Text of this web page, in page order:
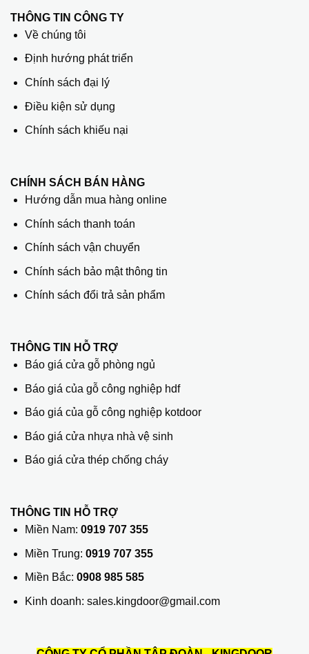
THÔNG TIN CÔNG TY
Về chúng tôi
Định hướng phát triển
Chính sách đại lý
Điều kiện sử dụng
Chính sách khiếu nại
CHÍNH SÁCH BÁN HÀNG
Hướng dẫn mua hàng online
Chính sách thanh toán
Chính sách vận chuyển
Chính sách bảo mật thông tin
Chính sách đổi trả sản phẩm
THÔNG TIN HỖ TRỢ
Báo giá cửa gỗ phòng ngủ
Báo giá của gỗ công nghiệp hdf
Báo giá của gỗ công nghiệp kotdoor
Báo giá cửa nhựa nhà vệ sinh
Báo giá cửa thép chống cháy
THÔNG TIN HỖ TRỢ
Miền Nam: 0919 707 355
Miền Trung: 0919 707 355
Miền Bắc: 0908 985 585
Kinh doanh: sales.kingdoor@gmail.com